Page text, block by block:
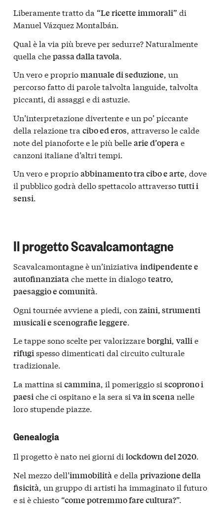
Liberamente tratto da “Le ricette immorali” di
Manuel Vázquez Montalbán.
Qual è la via più breve per sedurre? Naturalmente
quella chepassa dalla tavola.
Un vero e propriomanuale di seduzione, un
percorso fatto di parole talvolta languide, talvolta
piccanti, di assaggi e di astuzie.
Un’interpretazione divertente e un po’ piccante
della relazione tra cibo ed eros, attraverso le calde
note del pianoforte e le più bellearie d’operae
canzoni italiane d’altri tempi.
Un vero e proprioabbinamento tra cibo e arte, dove
il pubblico godrà dello spettacolo attraversotutti i
sensi.
Il progetto Scavalcamontagne
Scavalcamontagne è un’iniziativa indipendente e
autofinanziatache mette in dialogoteatro,
paesaggio e comunità.
Ogni tournée avviene a piedi, con zaini, strumenti
musicali e scenografie leggere.
Le tappe sono scelte per valorizzareborghi, vallie
rifugispesso dimenticati dal circuito culturale
tradizionale.
La mattina si cammina, il pomeriggio si scoprono i
paesiche ci ospitano e la sera si va in scenanelle
loro stupende piazze.
Genealogia
Il progetto è nato nei giorni di lockdown del 2020.
Nel mezzo dell’immobilitàe della privazione della
fisicità, un gruppo di artisti ha immaginato il futuro
e si è chiesto “come potremmo fare cultura?”.